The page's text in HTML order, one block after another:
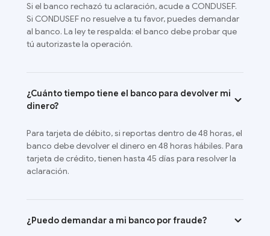
Si el banco rechazó tu aclaración, acude a CONDUSEF.
Si CONDUSEF no resuelve a tu favor, puedes demandar
al banco. La ley te respalda: el banco debe probar que
tú autorizaste la operación.
¿Cuánto tiempo tiene el banco para devolver mi
dinero?
Para tarjeta de débito, si reportas dentro de 48 horas, el
banco debe devolver el dinero en 48 horas hábiles. Para
tarjeta de crédito, tienen hasta 45 días para resolver la
aclaración.
¿Puedo demandar a mi banco por fraude?